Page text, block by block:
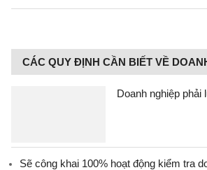
CÁC QUY ĐỊNH CẦN BIẾT VỀ
Doanh nghiệp phải
Sẽ công khai 100% hoạt động kiểm tra